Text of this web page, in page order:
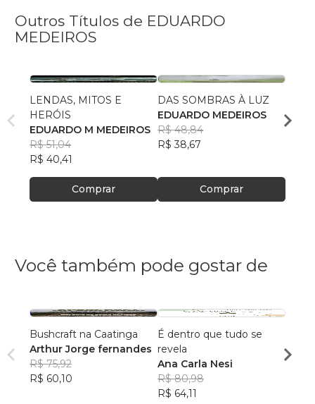
Outros Títulos de EDUARDO
MEDEIROS
LENDAS, MITOS E
HERÓIS
EDUARDO M MEDEIROS
R$ 51,04
R$ 40,41
Comprar
DAS SOMBRAS À LUZ
EDUARDO MEDEIROS
R$ 48,84
R$ 38,67
Comprar
Você também pode gostar de
Bushcraft na Caatinga
Arthur Jorge fernandes
R$ 75,92
R$ 60,10
É dentro que tudo se
revela
Ana Carla Nesi
R$ 80,98
R$ 64,11
R$